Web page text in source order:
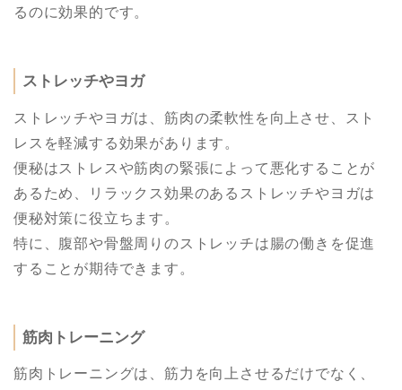
るのに効果的です。
ストレッチやヨガ
ストレッチやヨガは、筋肉の柔軟性を向上させ、スト
レスを軽減する効果があります。
便秘はストレスや筋肉の緊張によって悪化することが
あるため、リラックス効果のあるストレッチやヨガは
便秘対策に役立ちます。
特に、腹部や骨盤周りのストレッチは腸の働きを促進
することが期待できます。
筋肉トレーニング
筋肉トレーニングは、筋力を向上させるだけでなく、